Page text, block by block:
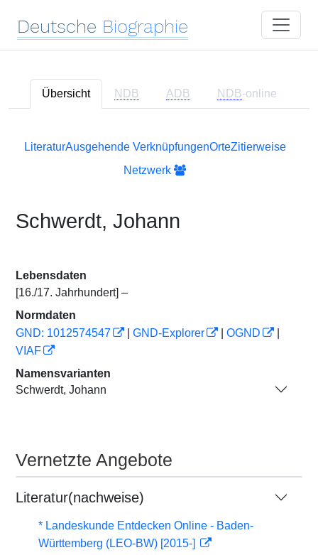
Deutsche Biographie
Übersicht NDB ADB NDB-online
LiteraturAusgehende VerknüpfungenOrteZitierweise
Netzwerk
Schwerdt, Johann
Lebensdaten
[16./17. Jahrhundert] –
Normdaten
GND: 1012574547
GND-Explorer OGND
VIAF
Namensvarianten
Schwerdt, Johann
Vernetzte Angebote
Literatur(nachweise)
* Landeskunde Entdecken Online - Baden-
Württemberg (LEO-BW) [2015-]